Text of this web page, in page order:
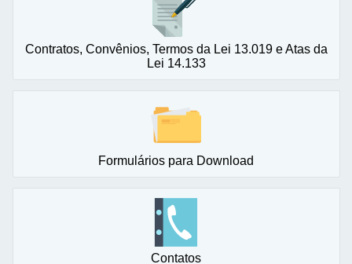
Contratos, Convênios, Termos da Lei 13.019 e Atas da
Lei 14.133
Formulários para Download
Contatos